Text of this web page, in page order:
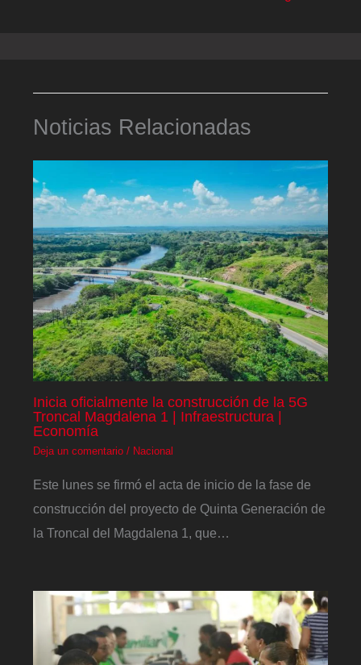
Noticias Relacionadas
Inicia oficialmente la construcción de la 5G
Troncal Magdalena 1 | Infraestructura |
Economía
Deja un comentario / Nacional
Este lunes se firmó el acta de inicio de la fase de
construcción del proyecto de Quinta Generación de
la Troncal del Magdalena 1, que…